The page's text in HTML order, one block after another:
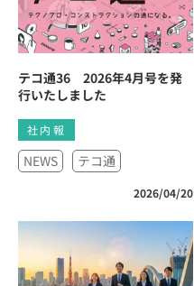
テコ通36 2026年4月号を発
行いたしました
社内報
NEWS テコ通
2026/04/20